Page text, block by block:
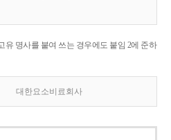
유 명사를 붙여 쓰는 경우에도 붙임 2에 준하
대한요소비료회사